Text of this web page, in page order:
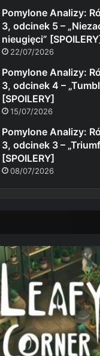
Pomylone Analizy:
3, odcinek 5 –
nieugięci”
22/07/2026
Pomylone Analizy:
3, odcinek 4 –
[SPOILERY]
15/07/2026
Pomylone Analizy:
3, odcinek 3 –
[SPOILERY]
08/07/2026